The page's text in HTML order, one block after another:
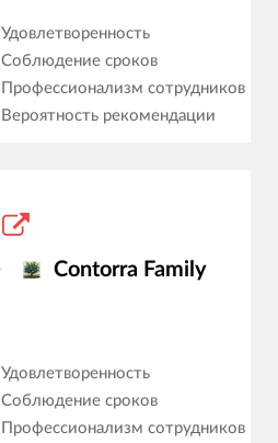
Удовлетворенность
Соблюдение сроков
Профессионализм сотрудников
Вероятность рекомендации
Contorra Family
Удовлетворенность
Соблюдение сроков
Профессионализм сотрудников